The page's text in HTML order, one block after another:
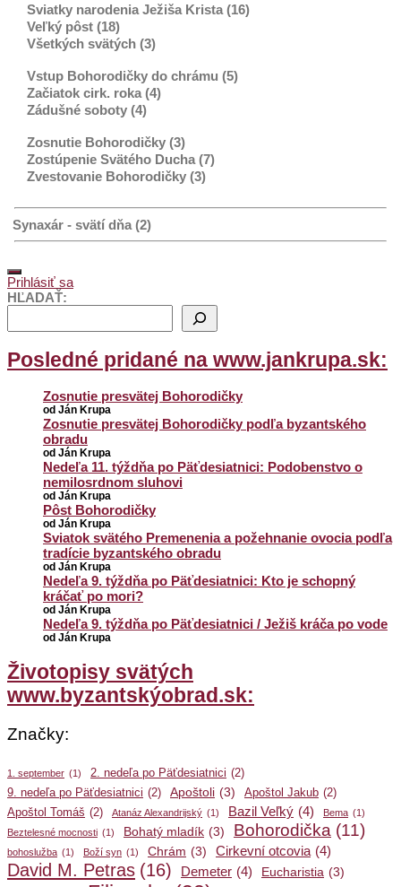
Sviatky narodenia Ježiša Krista (16)
Veľký pôst (18)
Všetkých svätých (3)
Vstup Bohorodičky do chrámu (5)
Začiatok cirk. roka (4)
Zádušné soboty (4)
Zosnutie Bohorodičky (3)
Zostúpenie Svätého Ducha (7)
Zvestovanie Bohorodičky (3)
Synaxár - svätí dňa (2)
Prihlásiť sa
HĽADAŤ:
Posledné pridané na www.jankrupa.sk:
Zosnutie presvätej Bohorodičky
od Ján Krupa
Zosnutie presvätej Bohorodičky podľa byzantského
obradu
od Ján Krupa
Nedeľa 11. týždňa po Päťdesiatnici: Podobenstvo o
nemilosrdnom sluhovi
od Ján Krupa
Pôst Bohorodičky
od Ján Krupa
Sviatok svätého Premenenia a požehnanie ovocia podľa
tradície byzantského obradu
od Ján Krupa
Nedeľa 9. týždňa po Päťdesiatnici: Kto je schopný
kráčať po mori?
od Ján Krupa
Nedeľa 9. týždňa po Päťdesiatnici / Ježiš kráča po vode
od Ján Krupa
Životopisy svätých
www.byzantskýobrad.sk:
Značky:
1. september (1) 2. nedeľa po Päťdesiatnici (2)
9. nedeľa po Päťdesiatnici (2) Apoštoli (3) Apoštol Jakub (2)
Apoštol Tomáš (2) Atanáz Alexandrijský (1) Bazil Veľký (4) Bema (1)
Beztelesné mocnosti (1) Bohatý mladík (3) Bohorodička (11)
bohoslužba (1) Boží syn (1) Chrám (3) Cirkevní otcovia (4)
David M. Petras (16) Demeter (4) Eucharistia (3)